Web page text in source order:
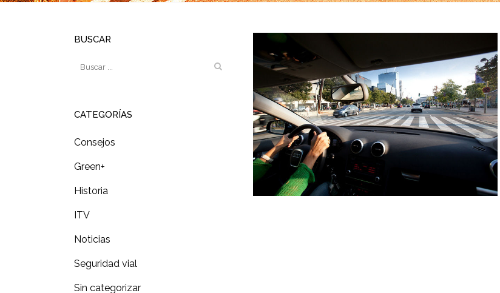
BUSCAR
CATEGORÍAS
Consejos
Green+
Historia
ITV
Noticias
Seguridad vial
Sin categorizar